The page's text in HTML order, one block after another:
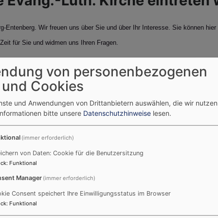
Entenberg. Wir freuen uns über Sie und über Ihr Interesse. Sie können
für Sie und widmen uns Ihren Fragen.
haben, können Sie gerne auf uns persönlich zukommen
&www.ekd.de
ist einfach. Wir unterstützen Sie gerne. Kommen Sie auf uns zu
in Nürnberg in die ev.-luth. Kirche eintreten:Bürgst.1-3, tel 0911-2141516.
" der Evangelischen Kirche Deutschland erhalten Sie vielfältige
von personenbezogenen
Cookies
und Anwendungen von Drittanbietern auswählen, die wir
bitte unsere Datenschutzhinweise lesen.
(immer erforderlich)
von Daten: Cookie für die Benutzersitzung
: Funktional
Manager (immer erforderlich)
Consent speichert Ihre Einwilligungsstatus im Browser
: Funktional